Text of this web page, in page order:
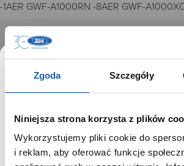
Zgoda Szczegóły
Niniejsza strona korzysta z plików
Wykorzystujemy pliki cookie do
i reklam, aby oferować funkcje
-1AER GWF-A1000RN -8AER GWF-
GRUPA ZIBI
Historia
Kariera
Zgoda na ciasteczka
SZANOWNY